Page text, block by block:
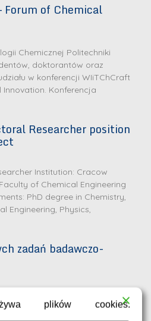
of Chemical
Chemicznej Politechniki
doktorantów oraz
w konferencji WIiTChCraft
Konferencja
Researcher position
Institution: Cracow
of Chemical Engineering
PhD degree in Chemistry,
Engineering, Physics,
zadań badawczo-
naukowców na Wydziale
Politechniki Krakowskiej
plików cookies.